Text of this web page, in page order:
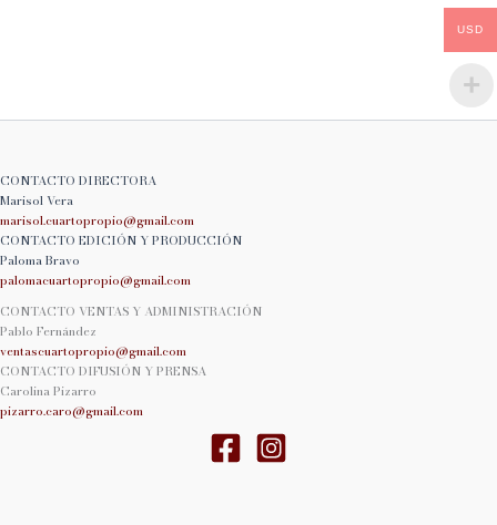
CONTACTO DIRECTORA
Marisol Vera
marisol.cuartopropio@gmail.com
CONTACTO EDICIÓN Y PRODUCCIÓN
Paloma Bravo
palomacuartopropio@gmail.com
CONTACTO VENTAS Y ADMINISTRACIÓN
Pablo Fernández
ventascuartopropio@gmail.com
CONTACTO DIFUSIÓN Y PRENSA
Carolina Pizarro
pizarro.caro@gmail.com
USD